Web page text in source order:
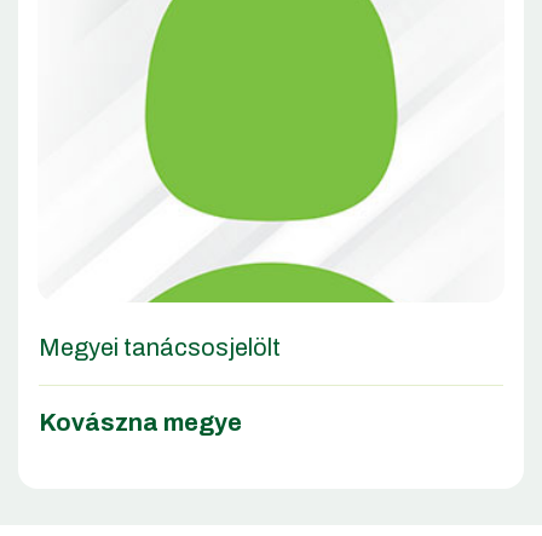
Megyei tanácsosjelölt
Kovászna megye